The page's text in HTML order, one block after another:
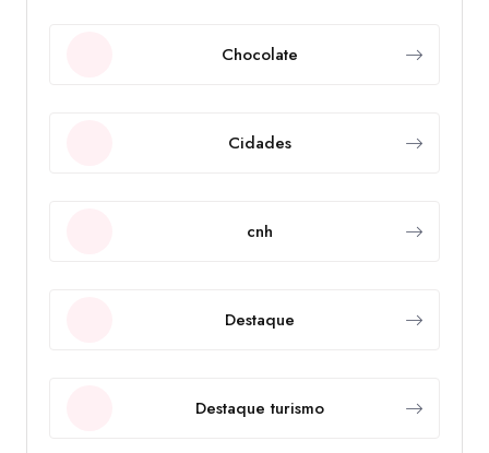
Chocolate
Cidades
cnh
Destaque
Destaque turismo